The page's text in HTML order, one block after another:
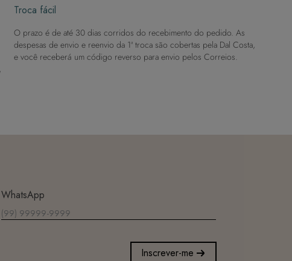
Troca fácil
O prazo é de até 30 dias corridos do recebimento do pedido. As
despesas de envio e reenvio da 1ª troca são cobertas pela Dal Costa,
e você receberá um código reverso para envio pelos Correios.
WhatsApp
Inscrever-me